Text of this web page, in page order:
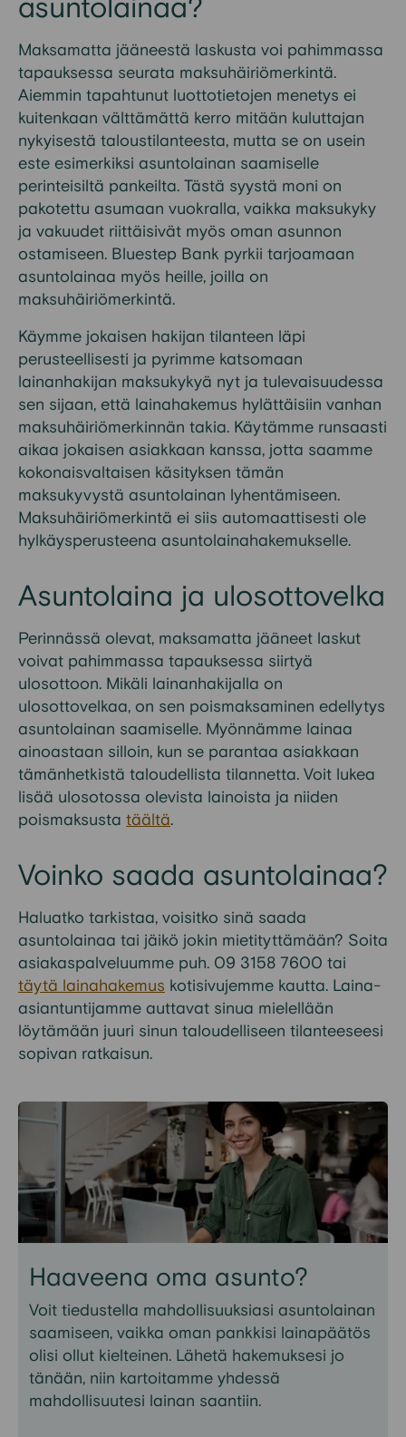
asuntolainaa?
Maksamatta jääneestä laskusta voi pahimmassa
tapauksessa seurata maksuhäiriömerkintä.
Aiemmin tapahtunut luottotietojen menetys ei
kuitenkaan välttämättä kerro mitään kuluttajan
nykyisestä taloustilanteesta, mutta se on usein
este esimerkiksi asuntolainan saamiselle
perinteisiltä pankeilta. Tästä syystä moni on
pakotettu asumaan vuokralla, vaikka maksukyky
ja vakuudet riittäisivät myös oman asunnon
ostamiseen. Bluestep Bank pyrkii tarjoamaan
asuntolainaa myös heille, joilla on
maksuhäiriömerkintä.
Käymme jokaisen hakijan tilanteen läpi
perusteellisesti ja pyrimme katsomaan
lainanhakijan maksukykyä nyt ja tulevaisuudessa
sen sijaan, että lainahakemus hylättäisiin vanhan
maksuhäiriömerkinnän takia. Käytämme runsaasti
aikaa jokaisen asiakkaan kanssa, jotta saamme
kokonaisvaltaisen käsityksen tämän
maksukyvystä asuntolainan lyhentämiseen.
Maksuhäiriömerkintä ei siis automaattisesti ole
hylkäysperusteena asuntolainahakemukselle.
Asuntolaina ja ulosottovelka
Perinnässä olevat, maksamatta jääneet laskut
voivat pahimmassa tapauksessa siirtyä
ulosottoon. Mikäli lainanhakijalla on
ulosottovelkaa, on sen poismaksaminen edellytys
asuntolainan saamiselle. Myönnämme lainaa
ainoastaan silloin, kun se parantaa asiakkaan
tämänhetkistä taloudellista tilannetta. Voit lukea
lisää ulosotossa olevista lainoista ja niiden
poismaksusta täältä.
Voinko saada asuntolainaa?
Haluatko tarkistaa, voisitko sinä saada
asuntolainaa tai jäikö jokin mietityttämään? Soita
asiakaspalveluumme puh. 09 3158 7600 tai
täytä lainahakemus kotisivujemme kautta. Laina-
asiantuntijamme auttavat sinua mielellään
löytämään juuri sinun taloudelliseen tilanteeseesi
sopivan ratkaisun.
Haaveena oma asunto?
Voit tiedustella mahdollisuuksiasi asuntolainan
saamiseen, vaikka oman pankkisi lainapäätös
olisi ollut kielteinen. Lähetä hakemuksesi jo
tänään, niin kartoitamme yhdessä
mahdollisuutesi lainan saantiin.